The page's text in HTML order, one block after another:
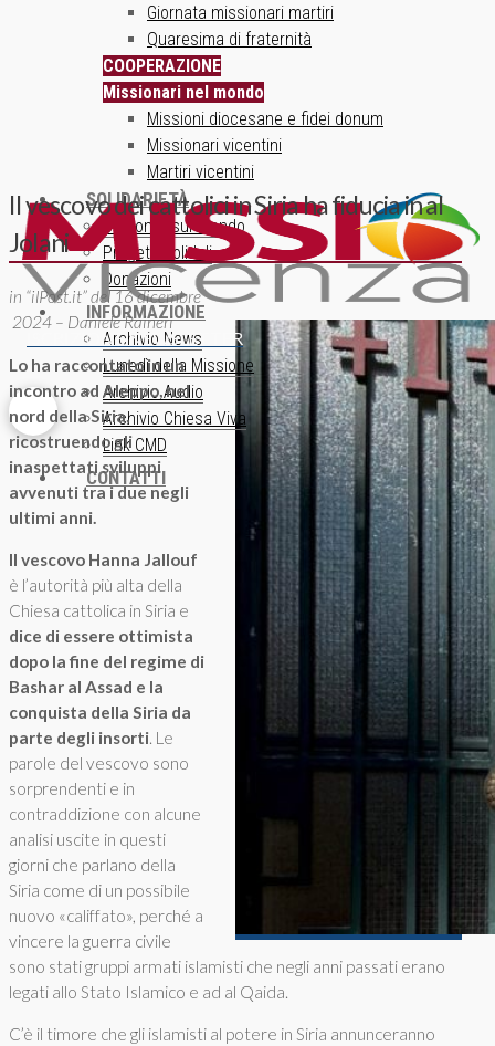
Giornata missionari martiri
Quaresima di fraternità
COOPERAZIONE
Missionari nel mondo
Missioni diocesane e fidei donum
Missionari vicentini
Martiri vicentini
SOLIDARIETÀ
Un ponte sul mondo
Progetti solidali
Donazioni
INFORMAZIONE
Archivio News
Lunedì della Missione
Archivio Audio
Archivio Chiesa Viva
Link CMD
CONTATTI
ISCRIZIONE NEWSLETTER
Il vescovo dei cattolici in Siria ha fiducia in al
Jolani
in “ilPost.it” del 16 dicembre
2024 – Daniele Raineri
Lo ha raccontato in un
incontro ad Aleppo, nel
nord della Siria,
ricostruendo gli
inaspettati sviluppi
avvenuti tra i due negli
ultimi anni.
Il vescovo Hanna Jallouf
è l’autorità più alta della
Chiesa cattolica in Siria e
dice di essere ottimista
dopo la fine del regime di
Bashar al Assad e la
conquista della Siria da
parte degli insorti. Le
parole del vescovo sono
sorprendenti e in
contraddizione con alcune
analisi uscite in questi
giorni che parlano della
Siria come di un possibile
nuovo «califfato», perché a
vincere la guerra civile
sono stati gruppi armati islamisti che negli anni passati erano
legati allo Stato Islamico e ad al Qaida.
C’è il timore che gli islamisti al potere in Siria annunceranno